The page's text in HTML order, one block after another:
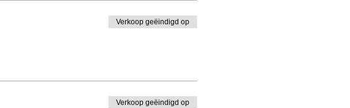
Verkoop geëindigd op
Verkoop geëindigd op